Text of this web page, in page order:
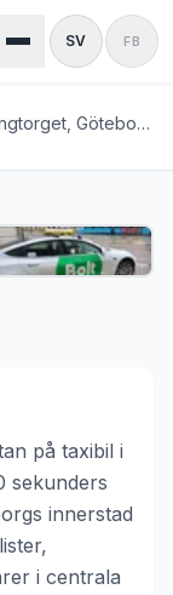
SV FB
Göteborgs centralstation, Drottningtorget, Göteborg, Göteborg innerstad
på taxibil i
sekunders
innerstad
i centrala